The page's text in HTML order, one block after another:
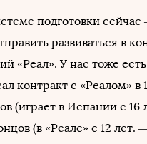
подготовки сейчас
развиваться в
«Реал». У нас тоже
контракт с «Реалом» в
(играет в Испании с
(в «Реале» с 12 лет.